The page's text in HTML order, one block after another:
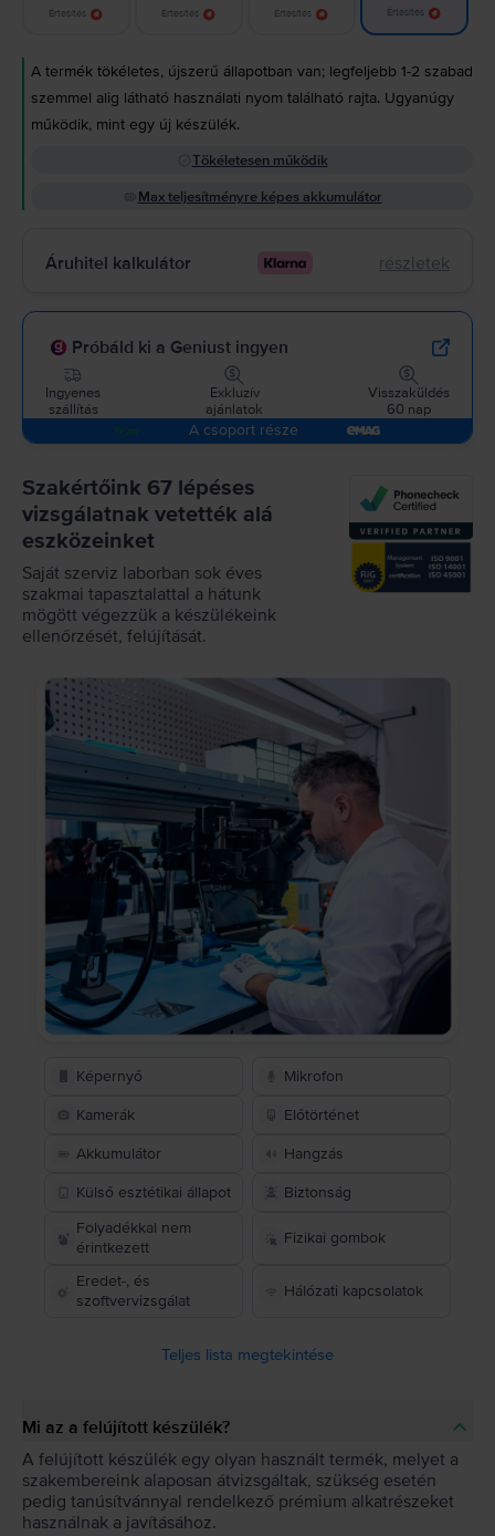
Értesítés Értesítés Értesítés Értesítés
A termék tökéletes, újszerű állapotban van; legfeljebb 1-2 szabad
szemmel alig látható használati nyom található rajta. Ugyanúgy
működik, mint egy új készülék.
Tökéletesen működik
Max teljesítményre képes akkumulátor
Áruhitel kalkulátor részletek
Próbáld ki a Geniust ingyen
Ingyenes
szállítás
Exkluzív
ajánlatok
Visszaküldés
60 nap
A csoport része
Szakértőink 67 lépéses
vizsgálatnak vetették alá
eszközeinket
Saját szerviz laborban sok éves
szakmai tapasztalattal a hátunk
mögött végezzük a készülékeink
ellenőrzését, felújítását.
Képernyő Mikrofon
Kamerák Előtörténet
Akkumulátor Hangzás
Külső esztétikai állapot
Biztonság
Folyadékkal nem
érintkezett
Fizikai gombok
Eredet-, és
szoftvervizsgálat
Hálózati kapcsolatok
Teljes lista megtekintése
Mi az a felújított készülék?
A felújított készülék egy olyan használt termék, melyet a
szakembereink alaposan átvizsgáltak, szükség esetén
pedig tanúsítvánnyal rendelkező prémium alkatrészeket
használnak a javításához.